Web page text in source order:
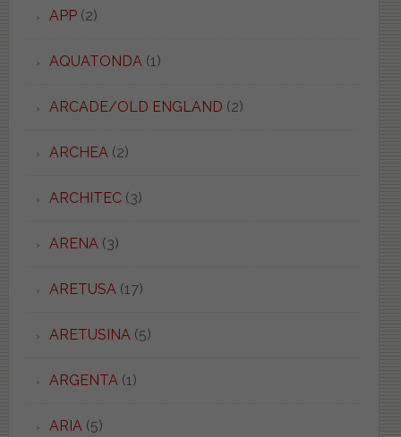
APP(2)
AQUATONDA(1)
ARCADE/OLD ENGLAND (2)
ARCHEA(2)
ARCHITEC(3)
ARENA(3)
ARETUSA(17)
ARETUSINA(5)
ARGENTA(1)
ARIA(5)